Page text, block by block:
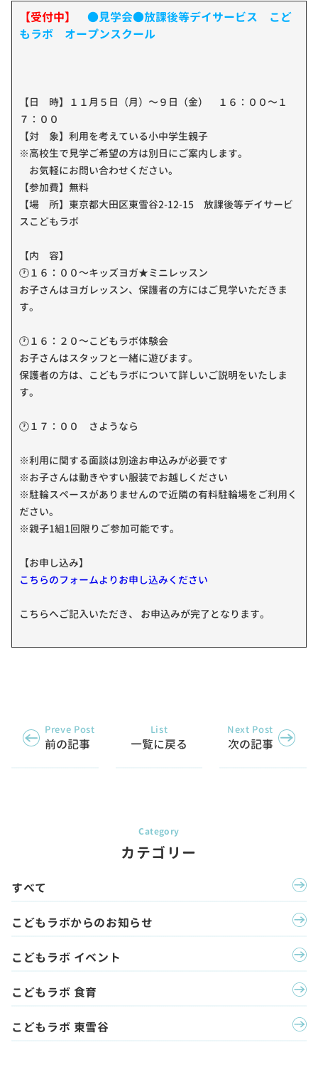
【受付中】 ●見学会●放課後等デイサービス こど
もラボ オープンスクール
【日 時】１１月５日（月）～９日（金） １６：００～１
７：００
【対 象】利用を考えている小中学生親子
※高校生で見学ご希望の方は別日にご案内します。
お気軽にお問い合わせください。
【参加費】無料
【場 所】東京都大田区東雪谷2-12-15 放課後等デイサービ
スこどもラボ
【内 容】
🕐１６：００～キッズヨガ★ミニレッスン
お子さんはヨガレッスン、保護者の方にはご見学いただきま
す。
🕐１６：２０～こどもラボ体験会
お子さんはスタッフと一緒に遊びます。
保護者の方は、こどもラボについて詳しいご説明をいたしま
す。
🕐１７：００ さようなら
※利用に関する面談は別途お申込みが必要です
※お子さんは動きやすい服装でお越しください
※駐輪スペースがありませんので近隣の有料駐輪場をご利用く
ださい。
※親子1組1回限りご参加可能です。
【お申し込み】
こちらのフォームよりお申し込みください
こちらへご記入いただき、 お申込みが完了となります。
Preve Post
前の記事
List
一覧に戻る
Next Post
次の記事
カテゴリー
すべて
こどもラボからのお知らせ
こどもラボ イベント
こどもラボ 食育
こどもラボ 東雪谷